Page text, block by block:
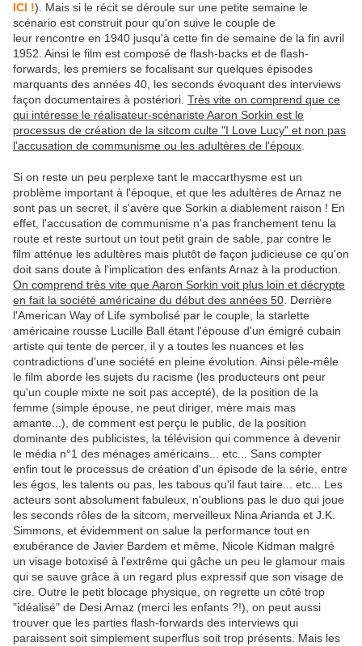
ICI !). Mais si le récit se déroule sur une petite semaine le
scénario est construit pour qu'on suive le couple de
leur rencontre en 1940 jusqu'à cette fin de semaine de la fin avril
1952. Ainsi le film est composé de flash-backs et de flash-
forwards, les premiers se focalisant sur quelques épisodes
marquants des années 40, les seconds évoquant des interviews
façon documentaires à postériori. Très vite on comprend que ce
qui intéresse le réalisateur-scénariste Aaron Sorkin est le
processus de création de la sitcom culte "I Love Lucy" et non pas
l'accusation de communisme ou les adultères de l'époux
Si on reste un peu perplexe tant le maccarthysme est un
problème important à l'époque, et que les adultères de Arnaz ne
sont pas un secret, il s'avère que Sorkin a diablement raison ! En
effet, l'accusation de communisme n'a pas franchement tenu la
route et reste surtout un tout petit grain de sable, par contre le
film atténue les adultères mais plutôt de façon judicieuse ce qu'on
doit sans doute à l'implication des enfants Arnaz à la production.
On comprend très vite que Aaron Sorkin voit plus loin et décrypte
en fait la société américaine du début des années 50 . Derrière
l'American Way of Life symbolisé par le couple, la starlette
américaine rousse Lucille Ball étant l'épouse d'un émigré cubain
artiste qui tente de percer, il y a toutes les nuances et les
contradictions d'une société en pleine évolution. Ainsi pêle-mêle
le film aborde les sujets du racisme (les producteurs ont peur
qu'un couple mixte ne soit pas accepté), de la position de la
femme (simple épouse, ne peut diriger, mère mais mas
amante...), de comment est perçu le public, de la position
dominante des publicistes, la télévision qui commence à devenir
le média n°1 des ménages américains... etc... Sans compter
enfin tout le processus de création d'un épisode de la série, entre
les égos, les talents ou pas, les tabous qu'il faut taire... etc... Les
acteurs sont absolument fabuleux, n'oublions pas le duo qui joue
les seconds rôles de la sitcom, merveilleux Nina Arianda et J.K.
Simmons, et évidemment on salue la performance tout en
exubérance de Javier Bardem et même, Nicole Kidman malgré
un visage botoxisé à l'extrême qui gâche un peu le glamour mais
qui se sauve grâce à un regard plus expressif que son visage de
cire. Outre le petit blocage physique, on regrette un côté trop
"idéalisé" de Desi Arnaz (merci les enfants ?!), on peut aussi
trouver que les parties flash-forwards des interviews qui
paraissent soit simplement superflus soit trop présents. Mais les